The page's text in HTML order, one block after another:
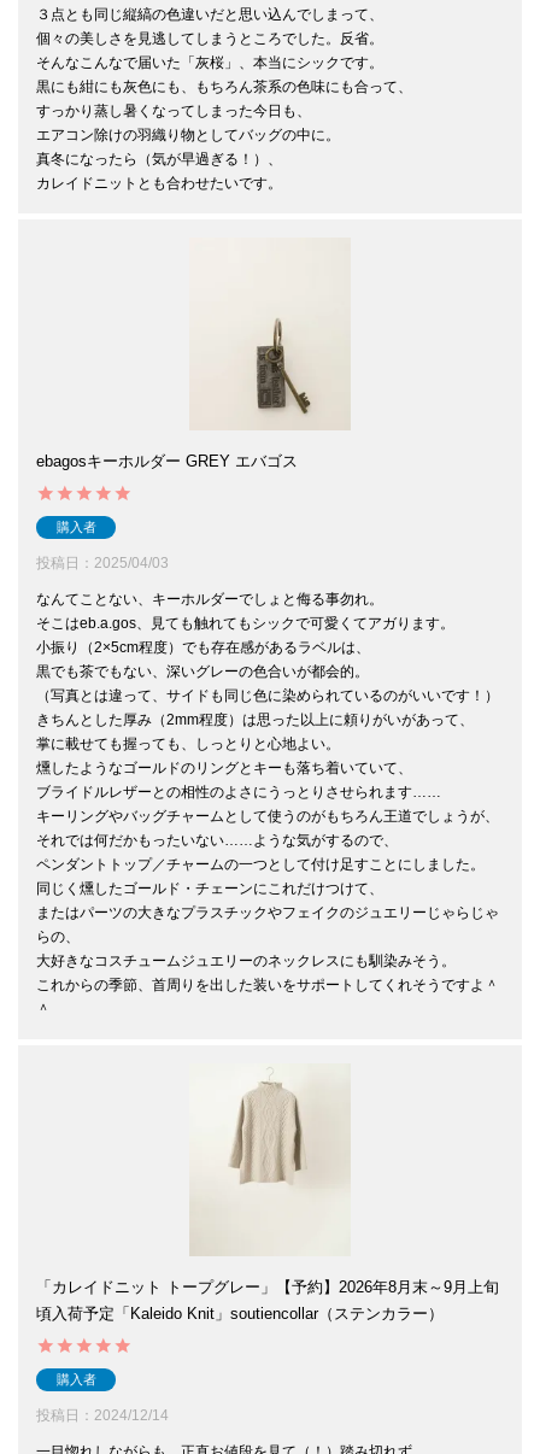
３点とも同じ縦縞の色違いだと思い込んでしまって、
個々の美しさを見逃してしまうところでした。反省。
そんなこんなで届いた「灰桜」、本当にシックです。
黒にも紺にも灰色にも、もちろん茶系の色味にも合って、
すっかり蒸し暑くなってしまった今日も、
エアコン除けの羽織り物としてバッグの中に。
真冬になったら（気が早過ぎる！）、
カレイドニットとも合わせたいです。
ebagosキーホルダー GREY エバゴス
購入者
投稿日 2025/04/03
なんてことない、キーホルダーでしょと侮る事勿れ。
そこはeb.a.gos、見ても触れてもシックで可愛くてアガります。
小振り（2×5cm程度）でも存在感があるラベルは、
黒でも茶でもない、深いグレーの色合いが都会的。
（写真とは違って、サイドも同じ色に染められているのがいいです！）
きちんとした厚み（2mm程度）は思った以上に頼りがいがあって、
掌に載せても握っても、しっとりと心地よい。
燻したようなゴールドのリングとキーも落ち着いていて、
ブライドルレザーとの相性のよさにうっとりさせられます……
キーリングやバッグチャームとして使うのがもちろん王道でしょうが、
それでは何だかもったいない……ような気がするので、
ペンダントトップ／チャームの一つとして付け足すことにしました。
同じく燻したゴールド・チェーンにこれだけつけて、
またはパーツの大きなプラスチックやフェイクのジュエリーじゃらじゃ
らの、
大好きなコスチュームジュエリーのネックレスにも馴染みそう。
これからの季節、首周りを出した装いをサポートしてくれそうですよ＾
＾
「カレイドニット トープグレー」【予約】2026年8月末～9月上旬
頃入荷予定「Kaleido Knit」soutiencollar（ステンカラー）
購入者
投稿日 2024/12/14